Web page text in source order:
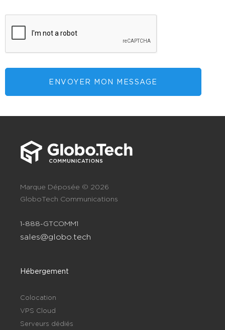
ENVOYER MON MESSAGE
Marque Déposée © 2026
GloboTech Communications
1-888-GTCOMM1
sales@globo.tech
Hébergement
Colocation
VPS Cloud
Serveurs dédiés